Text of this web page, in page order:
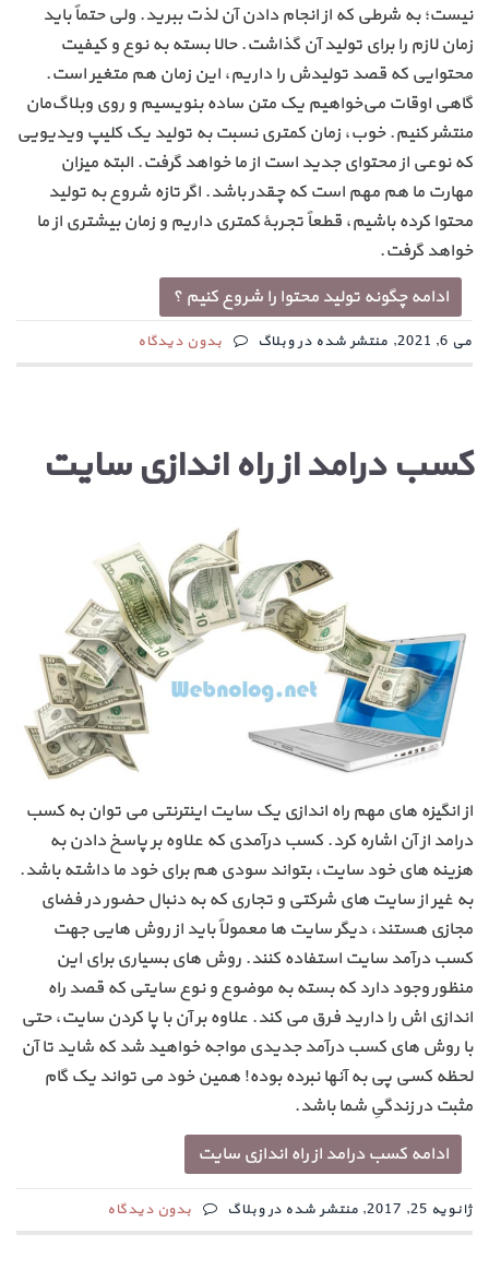
نیست؛ به شرطی که از انجام دادن آن لذت ببرید. ولی حتماً باید
زمان لازم را برای تولید آن گذاشت. حالا بسته به نوع و کیفیت
محتوایی که قصد تولیدش را داریم، این زمان هم متغیر است.
گاهی اوقات می‌خواهیم یک متن ساده بنویسیم و روی وبلاگ‌مان
منتشر کنیم. خوب، زمان کمتری نسبت به تولید یک کلیپ ویدیویی
که نوعی از محتوای جدید است از ما خواهد گرفت. البته میزان
مهارت ما هم مهم است که چقدر باشد. اگر تازه شروع به تولید
محتوا کرده باشیم، قطعاً تجربهٔ کمتری داریم و زمان بیشتری از ما
خواهد گرفت.
ادامه چگونه تولید محتوا را شروع کنیم ؟
می 6, 2021, منتشر شده در وبلاگ بدون دیدگاه
کسب درامد از راه اندازی سایت
از انگیزه های مهم راه اندازی یک سایت اینترنتی می توان به کسب
درامد از آن اشاره کرد. کسب درآمدی که علاوه بر پاسخ دادن به
هزینه های خود سایت، بتواند سودی هم برای خود ما داشته باشد.
به غیر از سایت های شرکتی و تجاری که به دنبال حضور در فضای
مجازی هستند، دیگر سایت ها معمولاً باید از روش هایی جهت
کسب درآمد سایت استفاده کنند. روش های بسیاری برای این
منظور وجود دارد که بسته به موضوع و نوع سایتی که قصد راه
اندازی اش را دارید فرق می کند. علاوه بر آن با پا کردن سایت، حتی
با روش های کسب درآمد جدیدی مواجه خواهید شد که شاید تا آن
لحظه کسی پی به آنها نبرده بوده! همین خود می تواند یک گام
مثبت در زندگیِ شما باشد.
ادامه کسب درامد از راه اندازی سایت
ژانویه 25, 2017, منتشر شده در وبلاگ بدون دیدگاه